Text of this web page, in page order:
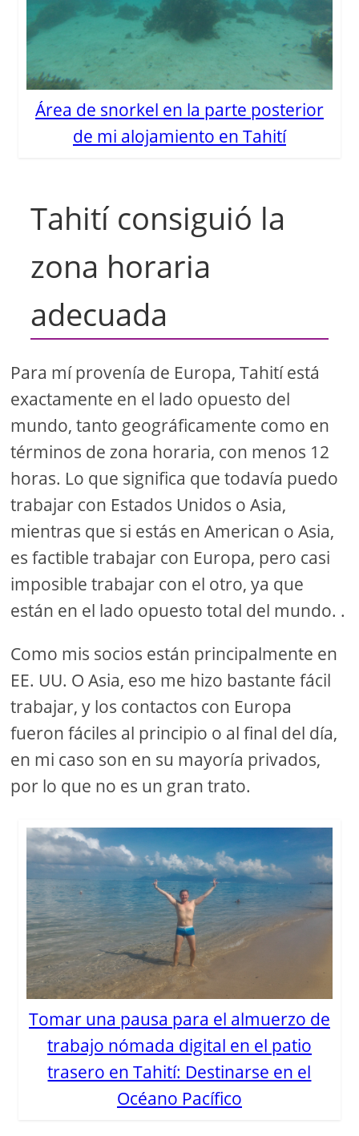
Área de snorkel en la parte posterior
de mi alojamiento en Tahití
Tahití consiguió la
zona horaria
adecuada
Para mí provenía de Europa, Tahití está
exactamente en el lado opuesto del
mundo, tanto geográficamente como en
términos de zona horaria, con menos 12
horas. Lo que significa que todavía puedo
trabajar con Estados Unidos o Asia,
mientras que si estás en American o Asia,
es factible trabajar con Europa, pero casi
imposible trabajar con el otro, ya que
están en el lado opuesto total del mundo. .
Como mis socios están principalmente en
EE. UU. O Asia, eso me hizo bastante fácil
trabajar, y los contactos con Europa
fueron fáciles al principio o al final del día,
en mi caso son en su mayoría privados,
por lo que no es un gran trato.
Tomar una pausa para el almuerzo de
trabajo nómada digital en el patio
trasero en Tahití: Destinarse en el
Océano Pacífico